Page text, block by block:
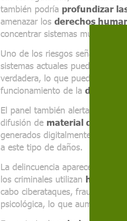
también podría profundizar
amenazar los derechos
concentrar sistemas muy
Uno de los riesgos señalados
sistemas actuales pueden
verdadera, lo que puede
funcionamiento de la
El panel también alerta de los
difusión de material de abuso
generados digitalmente, con
a este tipo de daños.
La delincuencia aparece como
los criminales utilizan
cabo ciberataques, fraudes y
psicológica, lo que aumenta la